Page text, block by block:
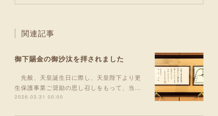
関連記事
御下賜金の御沙汰を拝されました
先般、天皇誕生日に際し、天皇陛下より更
生保護事業ご奨励の思し召しをもって、当…
2026.03.31 00:00